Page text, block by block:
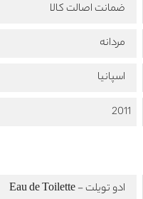
ضمانت اصالت کالا
مردانه
اسپانیا
2011
ادو تویلت - Eau de Toilette